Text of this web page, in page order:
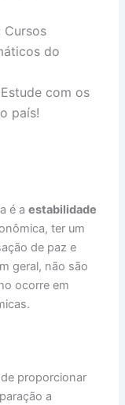
Cursos
do
Estude com os
país!
é aestabilidade
ter um
de paz e
geral, não são
ocorre em
proporcionar
a